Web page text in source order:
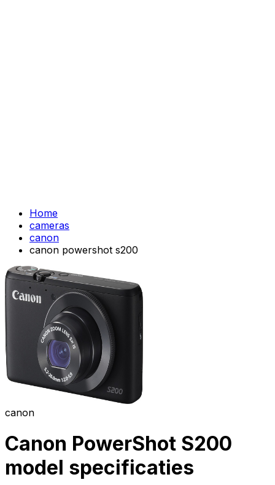
Home
cameras
canon
canon powershot s200
canon
Canon PowerShot S200
model specificaties